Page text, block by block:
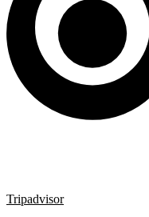
Tripadvisor